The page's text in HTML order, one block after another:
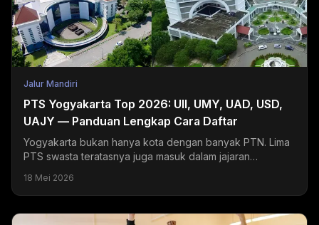
Jalur Mandiri
PTS Yogyakarta Top 2026: UII, UMY, UAD, USD,
UAJY — Panduan Lengkap Cara Daftar
Yogyakarta bukan hanya kota dengan banyak PTN. Lima
PTS swasta teratasnya juga masuk dalam jajaran
tujuan...
18 Mei 2026